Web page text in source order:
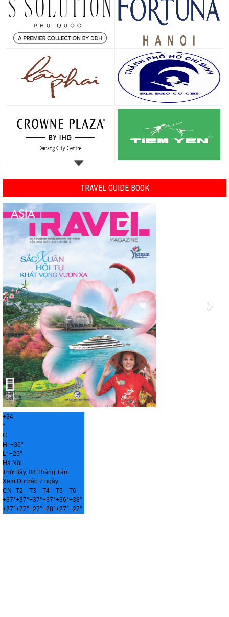
TRAVEL GUIDE BOOK
Previous
+34
°
C
H: +36°
L: +25°
Hà Nội
Thứ Bảy, 08 Tháng Tám
Xem Dự báo 7 ngày
CN
T2 T3 T4 T5
T6
+37°+37°+37°+37°+36°+38°
+27°+27°+27°+28°+27°+27°